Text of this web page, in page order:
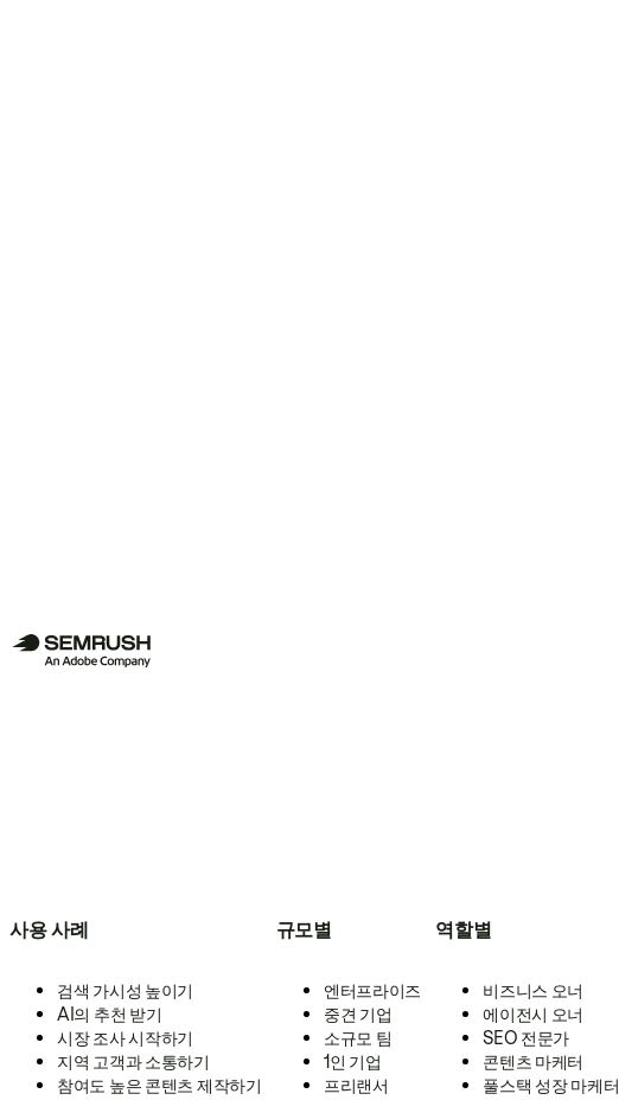
사용 사례
검색 가시성 높이기
AI의 추천 받기
시장 조사 시작하기
지역 고객과 소통하기
참여도 높은 콘텐츠 제작하기
규모별
엔터프라이즈
중견 기업
소규모 팀
1인 기업
프리랜서
역할별
비즈니스 오너
에이전시 오너
SEO 전문가
콘텐츠 마케터
풀스택 성장 마케터